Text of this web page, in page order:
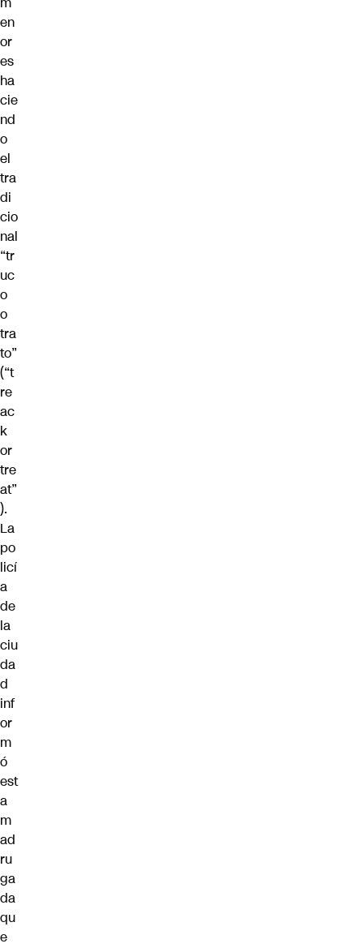
en
or
es
ha
cie
nd
o
el
tra
di
cio
nal
“tr
uc
o
o
tra
to”
(“t
re
ac
k
or
tre
at”
).
La
po
licí
a
de
la
ciu
da
d
inf
or
m
ó
est
a
m
ad
ru
ga
da
qu
e